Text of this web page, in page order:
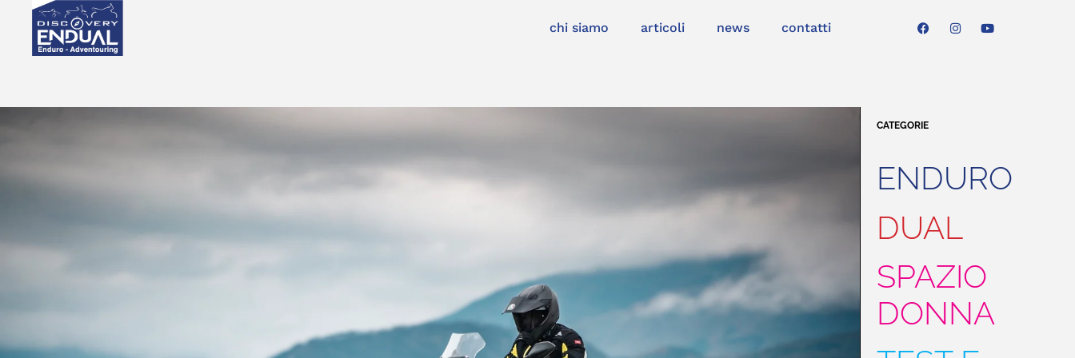
chi siamo articoli news contatti
CATEGORIE
ENDURO
DUAL
SPAZIO
DONNA